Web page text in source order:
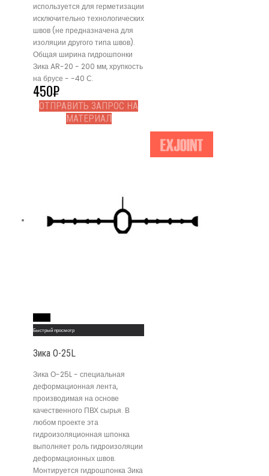
используется для герметизации
исключительно технологических
швов (не предназначена для
изоляции другого типа швов).
Общая ширина гидрошпонки
Зика AR-20 - 200 мм, хрупкость
на брусе - -40 С.
450₽
ОТПРАВИТЬ ЗАПРОС НА
МАТЕРИАЛ
Быстрый просмотр
Зика О-25L
Зика О-25L - специальная
деформационная лента,
производимая на основе
качественного ПВХ сырья. В
любом проекте эта
гидроизоляционная шпонка
выполняет роль гидроизоляции
деформационных швов.
Монтируется гидрошпонка Зика